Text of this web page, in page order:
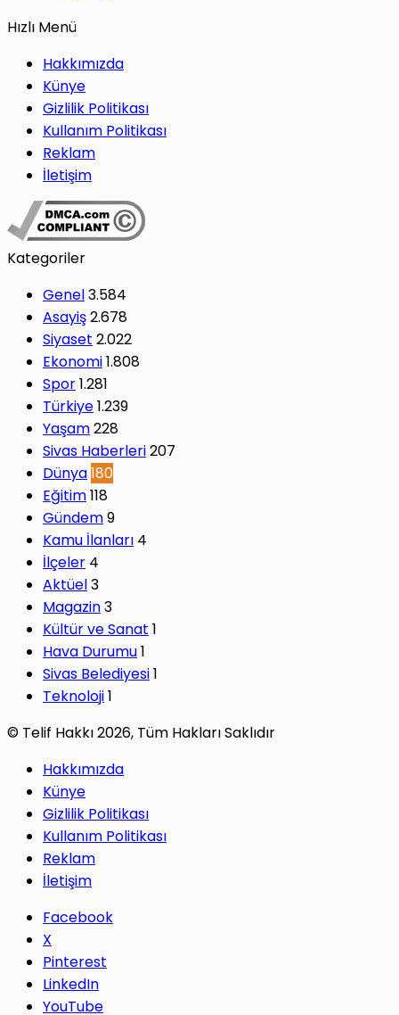
Hızlı Menü
Hakkımızda
Künye
Gizlilik Politikası
Kullanım Politikası
Reklam
İletişim
Kategoriler
Genel3.584
Asayiş2.678
Siyaset 2.022
Ekonomi1.808
Spor1.281
Türkiye1.239
Yaşam228
Sivas Haberleri207
Dünya180
Eğitim118
Gündem9
Kamu İlanları 4
İlçeler 4
Aktüel3
Magazin3
Kültür ve Sanat 1
Hava Durumu1
Sivas Belediyesi1
Teknoloji1
© Telif Hakkı 2026, Tüm Hakları Saklıdır
Hakkımızda
Künye
Gizlilik Politikası
Kullanım Politikası
Reklam
İletişim
Facebook
X
Pinterest
LinkedIn
YouTube